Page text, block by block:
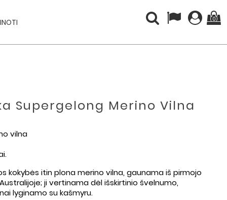
(0)
Supergelong Merino Vilna
vilna
kokybės itin plona merino vilna, gaunama iš pirmojo
ji vertinama dėl išskirtinio švelnumo,
lyginamo su kašmyru.